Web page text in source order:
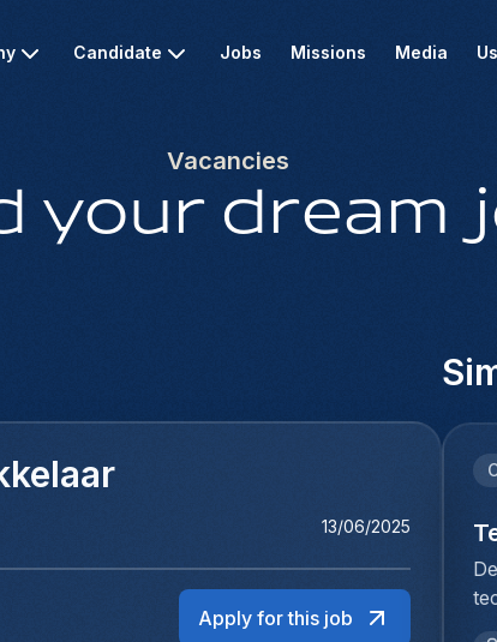
Candidate Jobs Missions Media
Vacancies
your dream
13/06/2025
Apply for this job